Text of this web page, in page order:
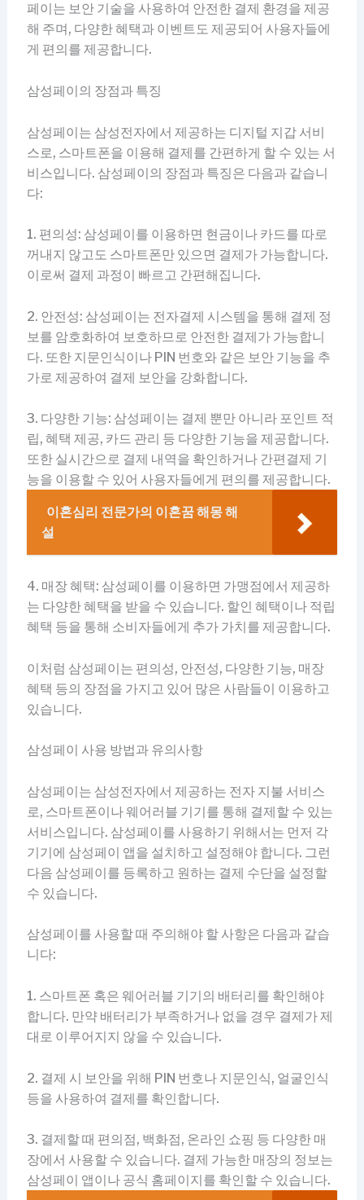
페이는 보안 기술을 사용하여 안전한 결제 환경을 제공
해 주며, 다양한 혜택과 이벤트도 제공되어 사용자들에
게 편의를 제공합니다.
삼성페이의 장점과 특징
삼성페이는 삼성전자에서 제공하는 디지털 지갑 서비
스로, 스마트폰을 이용해 결제를 간편하게 할 수 있는 서
비스입니다. 삼성페이의 장점과 특징은 다음과 같습니
다:
1. 편의성: 삼성페이를 이용하면 현금이나 카드를 따로
꺼내지 않고도 스마트폰만 있으면 결제가 가능합니다.
이로써 결제 과정이 빠르고 간편해집니다.
2. 안전성: 삼성페이는 전자결제 시스템을 통해 결제 정
보를 암호화하여 보호하므로 안전한 결제가 가능합니
다. 또한 지문인식이나 PIN 번호와 같은 보안 기능을 추
가로 제공하여 결제 보안을 강화합니다.
3. 다양한 기능: 삼성페이는 결제 뿐만 아니라 포인트 적
립, 혜택 제공, 카드 관리 등 다양한 기능을 제공합니다.
또한 실시간으로 결제 내역을 확인하거나 간편결제 기
능을 이용할 수 있어 사용자들에게 편의를 제공합니다.
이혼심리 전문가의 이혼꿈 해몽 해
설
4. 매장 혜택: 삼성페이를 이용하면 가맹점에서 제공하
는 다양한 혜택을 받을 수 있습니다. 할인 혜택이나 적립
혜택 등을 통해 소비자들에게 추가 가치를 제공합니다.
이처럼 삼성페이는 편의성, 안전성, 다양한 기능, 매장
혜택 등의 장점을 가지고 있어 많은 사람들이 이용하고
있습니다.
삼성페이 사용 방법과 유의사항
삼성페이는 삼성전자에서 제공하는 전자 지불 서비스
로, 스마트폰이나 웨어러블 기기를 통해 결제할 수 있는
서비스입니다. 삼성페이를 사용하기 위해서는 먼저 각
기기에 삼성페이 앱을 설치하고 설정해야 합니다. 그런
다음 삼성페이를 등록하고 원하는 결제 수단을 설정할
수 있습니다.
삼성페이를 사용할 때 주의해야 할 사항은 다음과 같습
니다:
1. 스마트폰 혹은 웨어러블 기기의 배터리를 확인해야
합니다. 만약 배터리가 부족하거나 없을 경우 결제가 제
대로 이루어지지 않을 수 있습니다.
2. 결제 시 보안을 위해 PIN 번호나 지문인식, 얼굴인식
등을 사용하여 결제를 확인합니다.
3. 결제할 때 편의점, 백화점, 온라인 쇼핑 등 다양한 매
장에서 사용할 수 있습니다. 결제 가능한 매장의 정보는
삼성페이 앱이나 공식 홈페이지를 확인할 수 있습니다.